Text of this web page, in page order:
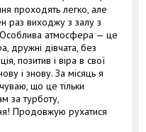
проходять легко, але
раз виходжу з залу з
атмосфера — це
дружні дівчата, без
позитив і віра в свої
і знову. За місяць я
що це тільки
за турботу,
Продовжую рухатися